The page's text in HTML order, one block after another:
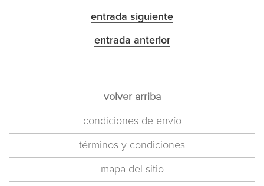
entrada siguiente
entrada anterior
volver arriba
condiciones de envío
términos y condiciones
mapa del sitio